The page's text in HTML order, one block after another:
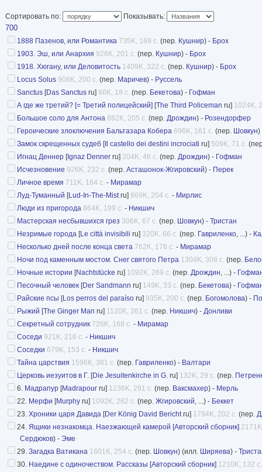
«интеллектуальной прозы». (Одной из причин
как раз то, что переводы произведений в
выдерживали конкуренции с другими
Произведения «русскоязычных» авторов
лишь перед её закрытием.
В серии элитарной прозы «Пси-700» в 1993 -
сложности, 50 изящных книжных томиков
облачённых в цветные суперобложки весьма
графического дизайна. Число
Логотип серии — отчётливая буква
каждой суперобложке, на корешке и в нижнем
страницы обложки.
Сортировать по: Показывать:
700
1888 Пазенов, или Романтика 735K, 169 с. (пер. Кушнир) - Брох
1903. Эш, или Анархия 926K, 201 с. (пер. Кушнир) - Брох
1918. Хюгану, или Деловитость 1409K, 322 с. (пер. Кушнир) - Брох
Locus Solus 906K, 200 с. (пер. Маричев) - Руссель
Sanctus [Das Sanctus ru] 86K, 18 с. (пер. Бекетова) - Гофман
А где же третий? [= Третий полицейский] [The Third Policeman ru] 1024K,
Большое соло для Антона 882K, 205 с. (пер. Дрождин) - Розендорфер
Героические злоключения Бальтазара Кобера 696K, 161 с. (пер. Шовкун)
Замок скрещенных судеб [Il castello dei destini incrociati ru] 509K, 71 с.
Игнац Деннер [Ignaz Denner ru] 204K, 46 с. (пер. Дрождин) - Гофман
Исчезновение 926K, 232 с. (пер. Асташонок-Жгировский) - Перек
Личное время 711K, 164 с. - Мирамар
Луд-Туманный [Lud-In-The-Mistru] 869K, 204 с. - Мирлис
Люди из пригорода 864K, 199 с. - Никшич
Мастерская несбывшихся грез 306K, 67 с. (пер. Шовкун) - Тристан
Незримые города [Le città invisibili ru] 320K, 66 с. (пер. Гавриленко, ...) -
Несколько дней после конца света 762K, 176 с. - Мирамар
Ночи под каменным мостом. Снег святого Петра 1304K, 308 с. (пер.
Ночные истории [Nachtstücke ru] 1092K, 269 с. (пер. Дрождин, ...) -
Песочный человек [Der Sandmann ru] 149K, 33 с. (пер. Бекетова) -
Райские псы [Los perros del paraíso ru] 935K, 200 с. (пер. Богомолова) -
Рыжий [The Ginger Man ru] 1120K, 261 с. (пер. Никшич) - Донливи
Секретный сотрудник 726K, 168 с. - Мирамар
Соседи 921K, 216 с. - Никшич
Соседки 679K, 153 с. - Никшич
Тайна царствия 1596K, 381 с. (пер. Гавриленко) - Валтари
Церковь иезуитов в Г. [Die Jesuitenkirche in G. ru] 132K, 29 с. (пер.
6. Мадрапур [Madrapour ru] 1236K, 291 с. (пер. Ваксмахер) - Мерль
22. Мерфи [Murphy ru] 1092K, 262 с. (пер. Жгировский, ...) - Беккет
23. Хроники царя Давида [Der König David Berichtru] 1794K, 202 с. (пер.
24. Ящики незнакомца. Наезжающей камерой [Авторский сборник]
Сердюков) - Эме
29. Загадка Ватикана 1601K, 254 с. (пер. Шовкун) (илл. Ширяева) -
30. Наедине с одиночеством. Рассказы [Авторский сборник] 1210K, 132 с.